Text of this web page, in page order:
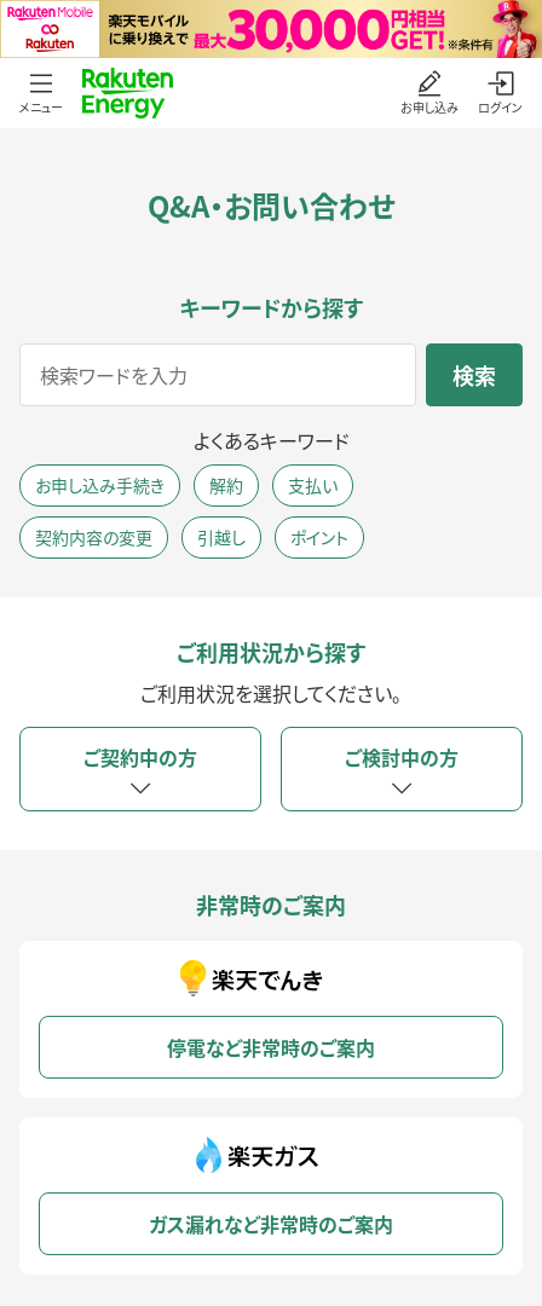
メニュー お申し込み ログイン
Q&A・お問い合わせ
キーワードから探す
よくあるキーワード
お申し込み手続き 解約 支払い
契約内容の変更 引越し ポイント
ご利用状況から探す
ご利用状況を選択してください。
ご契約中の方 ご検討中の方
非常時のご案内
停電など非常時のご案内
ガス漏れなど非常時のご案内